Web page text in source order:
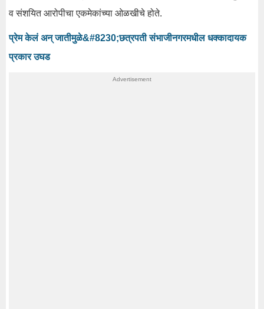
व संशयित आरोपीचा एकमेकांच्या ओळखीचे होते.
प्रेम केलं अन् जातीमुळे&#8230;छत्रपती संभाजीनगरमधील धक्कादायक
प्रकार उघड